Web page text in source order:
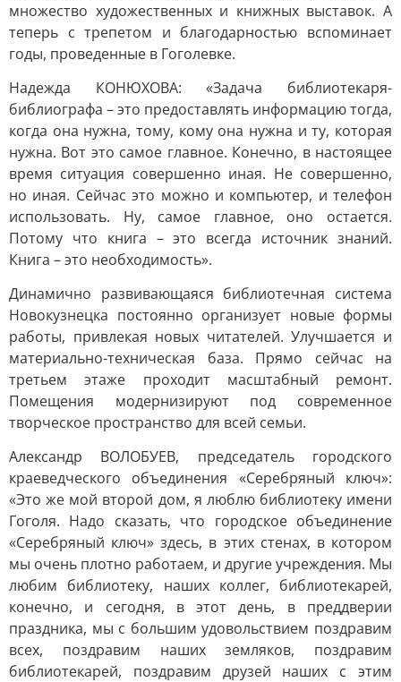
множество художественных и книжных выставок. А
теперь с трепетом и благодарностью вспоминает
годы, проведенные в Гоголевке.
Надежда КОНЮХОВА: «Задача библиотекаря-
библиографа – это предоставлять информацию тогда,
когда она нужна, тому, кому она нужна и ту, которая
нужна. Вот это самое главное. Конечно, в настоящее
время ситуация совершенно иная. Не совершенно,
но иная. Сейчас это можно и компьютер, и телефон
использовать. Ну, самое главное, оно остается.
Потому что книга – это всегда источник знаний.
Книга – это необходимость».
Динамично развивающаяся библиотечная система
Новокузнецка постоянно организует новые формы
работы, привлекая новых читателей. Улучшается и
материально-техническая база. Прямо сейчас на
третьем этаже проходит масштабный ремонт.
Помещения модернизируют под современное
творческое пространство для всей семьи.
Александр ВОЛОБУЕВ, председатель городского
краеведческого объединения «Серебряный ключ»:
«Это же мой второй дом, я люблю библиотеку имени
Гоголя. Надо сказать, что городское объединение
«Серебряный ключ» здесь, в этих стенах, в котором
мы очень плотно работаем, и другие учреждения. Мы
любим библиотеку, наших коллег, библиотекарей,
конечно, и сегодня, в этот день, в преддверии
праздника, мы с большим удовольствием поздравим
всех, поздравим наших земляков, поздравим
библиотекарей, поздравим друзей наших с этим